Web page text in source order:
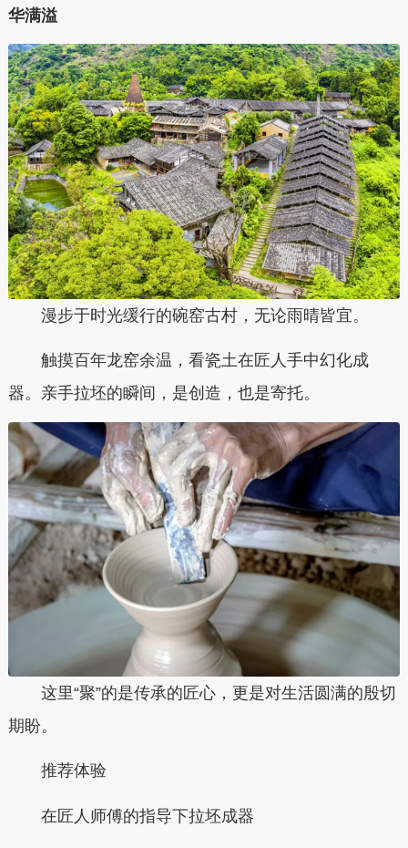
华满溢
漫步于时光缓行的碗窑古村，无论雨晴皆宜。
触摸百年龙窑余温，看瓷土在匠人手中幻化成
器。亲手拉坯的瞬间，是创造，也是寄托。
这里“聚”的是传承的匠心，更是对生活圆满的殷切
期盼。
推荐体验
在匠人师傅的指导下拉坯成器